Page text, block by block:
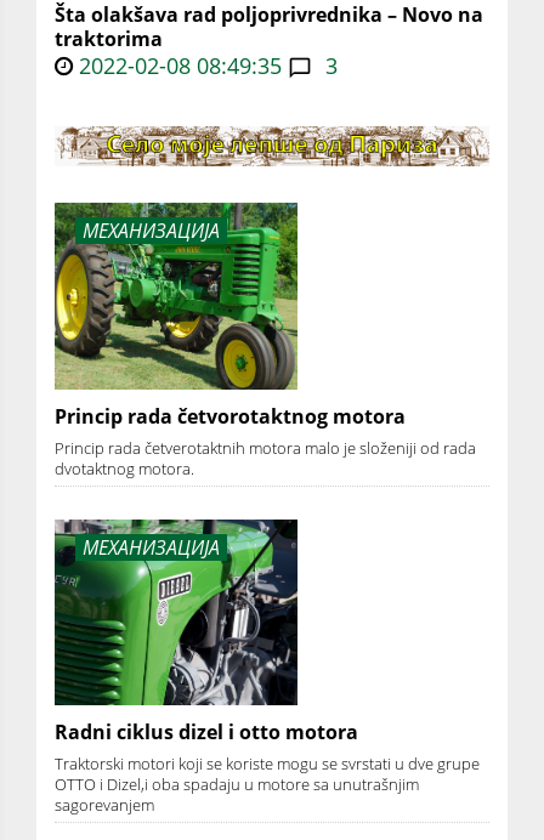
Šta olakšava rad poljoprivrednika – Novo na
traktorima
2022-02-08 08:49:35 3
МЕХАНИЗАЦИЈА
Princip rada četvorotaktnog motora
Princip rada četverotaktnih motora malo je složeniji od rada
dvotaktnog motora.
МЕХАНИЗАЦИЈА
Radni ciklus dizel i otto motora
Traktorski motori koji se koriste mogu se svrstati u dve grupe
OTTO i Dizel,i oba spadaju u motore sa unutrašnjim
sagorevanjem